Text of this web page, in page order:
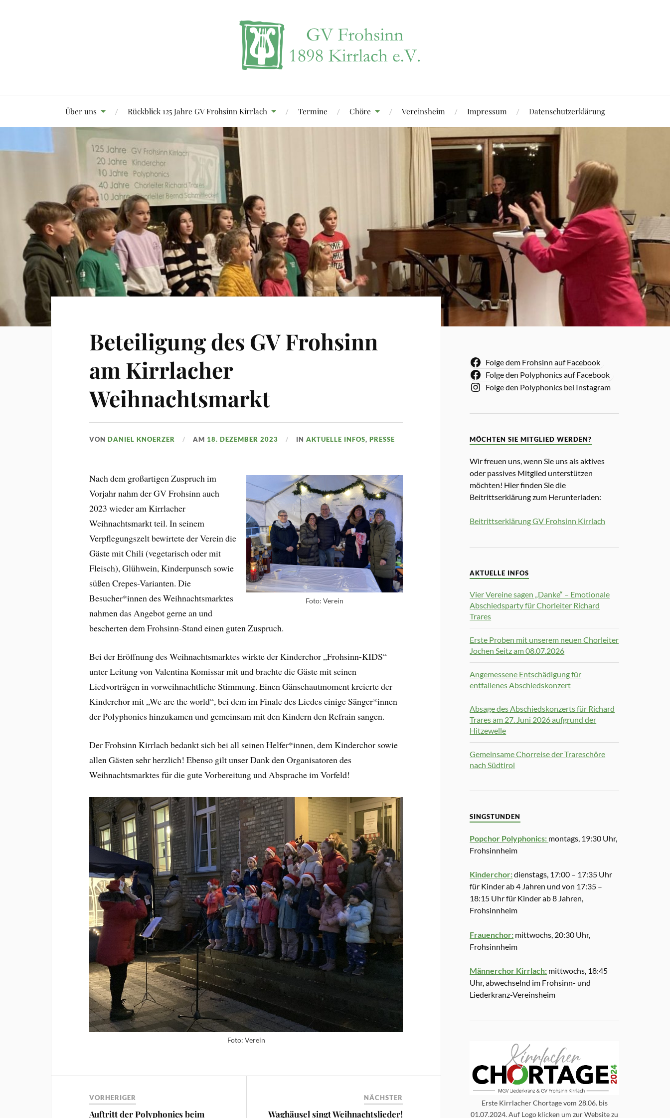
Über uns Rückblick 125 Jahre GV Frohsinn Kirrlach Termine Chöre Vereinsheim Impressum Datenschutzerklärung
Beteiligung des GV Frohsinn
am Kirrlacher
Weihnachtsmarkt
VONDANIEL KNOERZER AM 18. DEZEMBER 2023 INAKTUELLE INFOS,PRESSE
Foto: Verein
Nach dem großartigen Zuspruch im
Vorjahr nahm der GV Frohsinn auch
2023 wieder am Kirrlacher
Weihnachtsmarkt teil. In seinem
Verpflegungszelt bewirtete der Verein die
Gäste mit Chili (vegetarisch oder mit
Fleisch), Glühwein, Kinderpunsch sowie
süßen Crepes-Varianten. Die
Besucher*innen des Weihnachtsmarktes
nahmen das Angebot gerne an und
bescherten dem Frohsinn-Stand einen guten Zuspruch.
Bei der Eröffnung des Weihnachtsmarktes wirkte der Kinderchor „Frohsinn-KIDS“
unter Leitung von Valentina Komissar mit und brachte die Gäste mit seinen
Liedvorträgen in vorweihnachtliche Stimmung. Einen Gänsehautmoment kreierte der
Kinderchor mit „We are the world“, bei dem im Finale des Liedes einige Sänger*innen
der Polyphonics hinzukamen und gemeinsam mit den Kindern den Refrain sangen.
Der Frohsinn Kirrlach bedankt sich bei all seinen Helfer*innen, dem Kinderchor sowie
allen Gästen sehr herzlich! Ebenso gilt unser Dank den Organisatoren des
Weihnachtsmarktes für die gute Vorbereitung und Absprache im Vorfeld!
Foto: Verein
VORHERIGER
Auftritt der Polyphonics beim
NÄCHSTER
Waghäusel singt Weihnachtslieder!
Folge dem Frohsinn auf Facebook
Folge den Polyphonics auf Facebook
Folge den Polyphonics bei Instagram
MÖCHTEN SIE MITGLIED WERDEN?
Wir freuen uns, wenn Sie uns als aktives
oder passives Mitglied unterstützen
möchten! Hier finden Sie die
Beitrittserklärung zum Herunterladen:
Beitrittserklärung GV Frohsinn Kirrlach
AKTUELLE INFOS
Vier Vereine sagen „Danke“ – Emotionale
Abschiedsparty für Chorleiter Richard
Trares
Erste Proben mit unserem neuen Chorleiter
Jochen Seitz am 08.07.2026
Angemessene Entschädigung für
entfallenes Abschiedskonzert
Absage des Abschiedskonzerts für Richard
Trares am 27. Juni 2026 aufgrund der
Hitzewelle
Gemeinsame Chorreise der Trareschöre
nach Südtirol
SINGSTUNDEN
Popchor Polyphonics: montags, 19:30 Uhr,
Frohsinnheim
Kinderchor:dienstags, 17:00 – 17:35 Uhr
für Kinder ab 4 Jahren und von 17:35 –
18:15 Uhr für Kinder ab 8 Jahren,
Frohsinnheim
Frauenchor: mittwochs, 20:30 Uhr,
Frohsinnheim
Männerchor Kirrlach: mittwochs, 18:45
Uhr, abwechselnd im Frohsinn- und
Liederkranz-Vereinsheim
Erste Kirrlacher Chortage vom 28.06. bis
01.07.2024. Auf Logo klicken um zur Website zu